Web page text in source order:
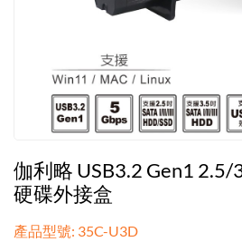
伽利略 USB3.2 Gen1 2.5/
硬碟外接盒
產品型號: 35C-U3D